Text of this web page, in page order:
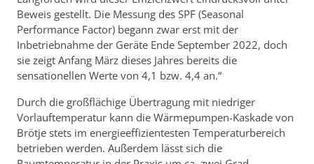
Beweis gestellt. Die Messung des SPF (Seasonal
Performance Factor) begann zwar erst mit der
Inbetriebnahme der Geräte Ende September 2022, doch
sie zeigt Anfang März dieses Jahres bereits die
sensationellen Werte von 4,1 bzw. 4,4 an.“
Durch die großflächige Übertragung mit niedriger
Vorlauftemperatur kann die Wärmepumpen-Kaskade von
Brötje stets im energieeffizientesten Temperaturbereich
betrieben werden. Außerdem lässt sich die